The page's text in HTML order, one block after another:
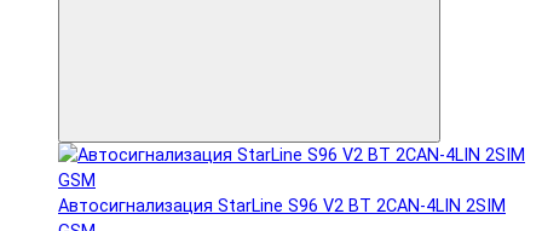
Автосигнализация StarLine S96 V2 BT 2CAN-4LIN 2SIM